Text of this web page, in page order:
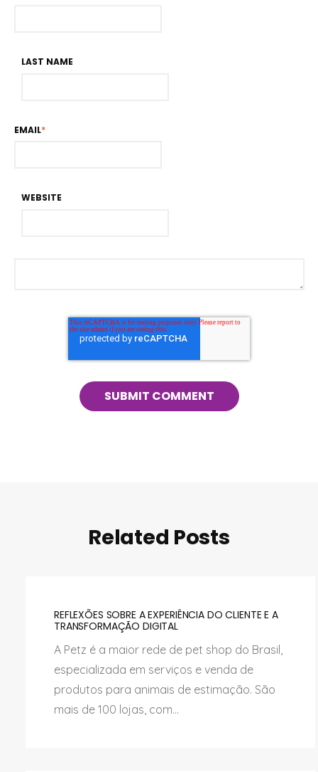
LAST NAME
EMAIL*
WEBSITE
Related Posts
REFLEXÕES SOBRE A EXPERIÊNCIA DO CLIENTE E A
TRANSFORMAÇÃO DIGITAL
A Petz é a maior rede de pet shop do Brasil,
especializada em serviços e venda de
produtos para animais de estimação. São
mais de 100 lojas, com...